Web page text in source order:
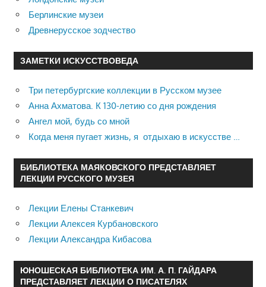
Берлинские музеи
Древнерусское зодчество
ЗАМЕТКИ ИСКУССТВОВЕДА
Три петербургские коллекции в Русском музее
Анна Ахматова. К 130-летию со дня рождения
Ангел мой, будь со мной
Когда меня пугает жизнь, я отдыхаю в искусстве …
БИБЛИОТЕКА МАЯКОВСКОГО ПРЕДСТАВЛЯЕТ
ЛЕКЦИИ РУССКОГО МУЗЕЯ
Лекции Елены Станкевич
Лекции Алексея Курбановского
Лекции Александра Кибасова
ЮНОШЕСКАЯ БИБЛИОТЕКА ИМ. А. П. ГАЙДАРА
ПРЕДСТАВЛЯЕТ ЛЕКЦИИ О ПИСАТЕЛЯХ